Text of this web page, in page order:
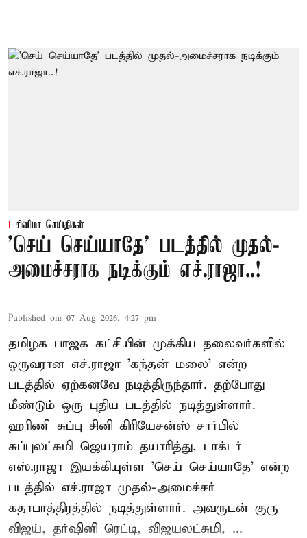
சினிமா செய்திகள்
'செய் செய்யாதே' படத்தில் முதல்-
அமைச்சராக நடிக்கும் எச்.ராஜா..!
Published on: 07 Aug 2026, 4:27 pm
தமிழக பாஜக கட்சியின் முக்கிய தலைவர்களில்
ஒருவரான எச்.ராஜா 'கந்தன் மலை' என்ற
படத்தில் ஏற்கனவே நடித்திருந்தார். தற்போது
மீண்டும் ஒரு புதிய படத்தில் நடித்துள்ளார்.
ஹரிணி சுப்பு சினி கிரியேசன்ஸ் சார்பில்
சுப்புலட்சுமி ஜெயராம் தயாரித்து, டாக்டர்
எஸ்.ராஜா இயக்கியுள்ள 'செய் செய்யாதே' என்ற
படத்தில் எச்.ராஜா முதல்-அமைச்சர்
கதாபாத்திரத்தில் நடித்துள்ளார். அவருடன் குரு
விஜய், தர்ஷினி ரெட்டி, விஜயலட்சுமி, ...